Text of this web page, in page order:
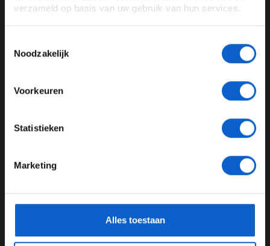
verzameld op basis van uw gebruik van hun services.
Noodzakelijk
Voorkeuren
Statistieken
Marketing
Alles toestaan
Weerbericht F1 Grand Prix van Abu Dhabi 2025: Racen onder een
prachtige zonsondergang
04-12-2025
Advertentie instellingen
voor meer informatie over
gegevensgebruik en -bescherming.